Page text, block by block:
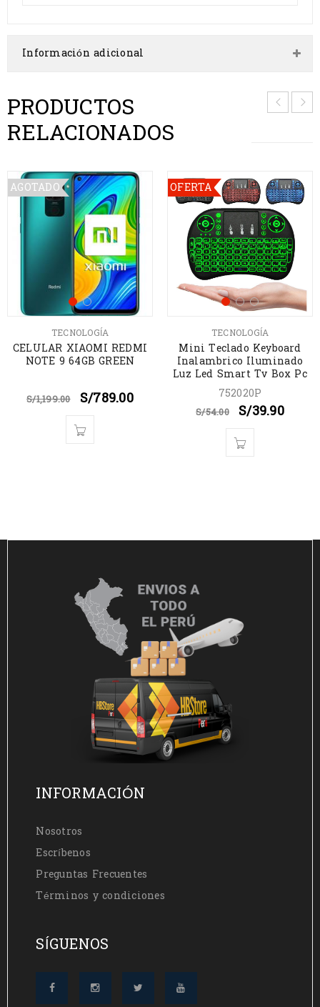
Información adicional
PRODUCTOS
RELACIONADOS
AGOTADO
TECNOLOGÍA
CELULAR XIAOMI REDMI
NOTE 9 64GB GREEN
S/1,199.00 S/789.00
OFERTA
TECNOLOGÍA
Mini Teclado Keyboard
Inalambrico Iluminado
Luz Led Smart Tv Box Pc
752020P
S/54.00 S/39.90
INFORMACIÓN
Nosotros
Escríbenos
Preguntas Frecuentes
Términos y condiciones
SÍGUENOS